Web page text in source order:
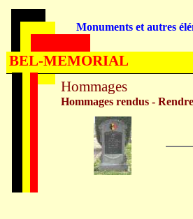
Hommages
Hommages rendus -
Monuments et autres
BEL-MEMORIAL